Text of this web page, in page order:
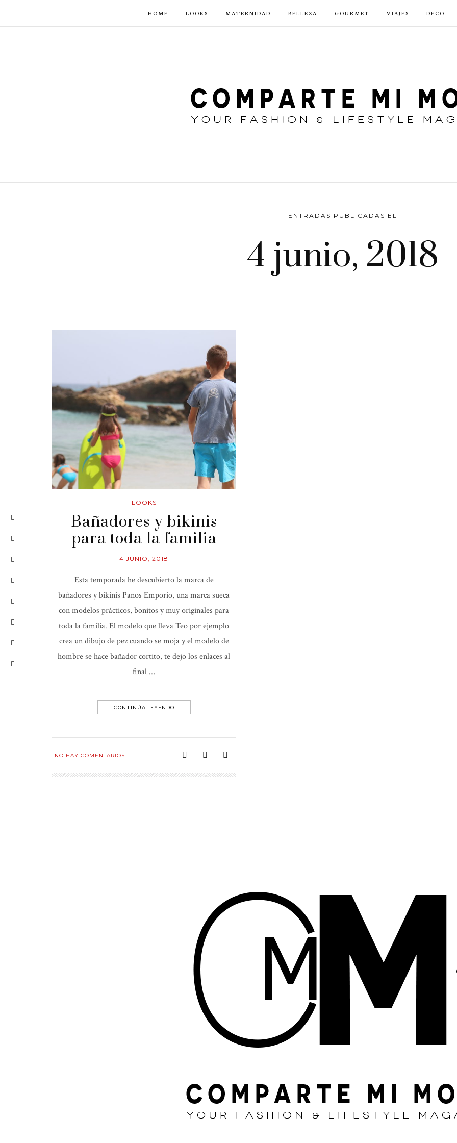
HOME LOOKS MATERNIDAD BELLEZA GOURMET VIAJES DECO
ENTRADAS PUBLICADAS EL
4 junio, 2018
LOOKS
Bañadores y bikinis
para toda la familia
4 JUNIO, 2018
Esta temporada he descubierto la marca de
bañadores y bikinis Panos Emporio, una marca sueca
con modelos prácticos, bonitos y muy originales para
toda la familia. El modelo que lleva Teo por ejemplo
crea un dibujo de pez cuando se moja y el modelo de
hombre se hace bañador cortito, te dejo los enlaces al
final …
CONTINÚA LEYENDO
NO HAY COMENTARIOS